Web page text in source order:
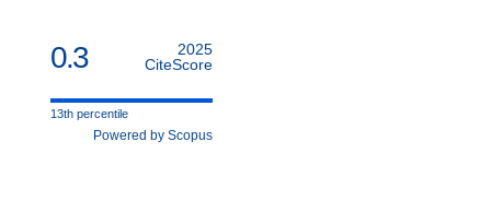
0.3
2025
CiteScore
13th percentile
Powered by Scopus